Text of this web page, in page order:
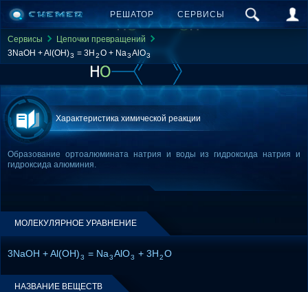
РЕШАТОР СЕРВИСЫ
Сервисы
Цепочки превращений
3NaOH + Al(OH)3 = 3H 2O + Na3AlO3
Характеристика химической реакции
Образование ортоалюмината натрия и воды из гидроксида натрия и
гидроксида алюминия.
МОЛЕКУЛЯРНОЕ УРАВНЕНИЕ
3NaOH + Al(OH)3 = Na3AlO3 + 3H2O
НАЗВАНИЕ ВЕЩЕСТВ